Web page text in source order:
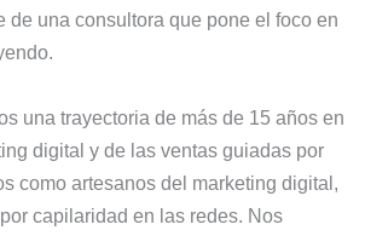
de una consultora que pone el foco en
una trayectoria de más de 15 años en
digital y de las ventas guiadas por
como artesanos del marketing digital,
capilaridad en las redes. Nos